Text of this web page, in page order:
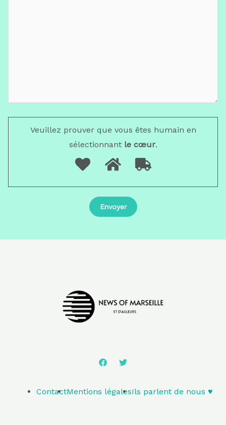
Veuillez prouver que vous êtes humain en
sélectionnantle cœur.
ContactMentions légalesIls parlent de nous ♥️